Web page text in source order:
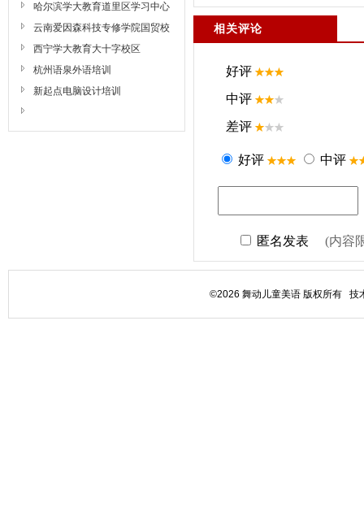
哈尔滨学大教育道里区学习中心
云南爱因森科技专修学院国贸校
区
西宁学大教育大十字校区
杭州语泉外语培训
新起点电脑设计培训
相关评论
©2026 舞动儿童美语 版权所有 技